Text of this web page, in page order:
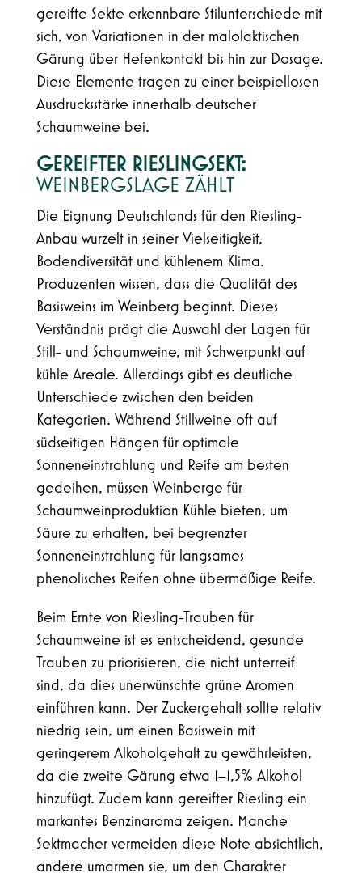
gereifte Sekte erkennbare Stilunterschiede mit
sich, von Variationen in der malolaktischen
Gärung über Hefenkontakt bis hin zur Dosage.
Diese Elemente tragen zu einer beispiellosen
Ausdrucksstärke innerhalb deutscher
Schaumweine bei.
GEREIFTER RIESLINGSEKT:
WEINBERGSLAGE ZÄHLT
Die Eignung Deutschlands für den Riesling-
Anbau wurzelt in seiner Vielseitigkeit,
Bodendiversität und kühlenem Klima.
Produzenten wissen, dass die Qualität des
Basisweins im Weinberg beginnt. Dieses
Verständnis prägt die Auswahl der Lagen für
Still- und Schaumweine, mit Schwerpunkt auf
kühle Areale. Allerdings gibt es deutliche
Unterschiede zwischen den beiden
Kategorien. Während Stillweine oft auf
südseitigen Hängen für optimale
Sonneneinstrahlung und Reife am besten
gedeihen, müssen Weinberge für
Schaumweinproduktion Kühle bieten, um
Säure zu erhalten, bei begrenzter
Sonneneinstrahlung für langsames
phenolisches Reifen ohne übermäßige Reife.
Beim Ernte von Riesling-Trauben für
Schaumweine ist es entscheidend, gesunde
Trauben zu priorisieren, die nicht unterreif
sind, da dies unerwünschte grüne Aromen
einführen kann. Der Zuckergehalt sollte relativ
niedrig sein, um einen Basiswein mit
geringerem Alkoholgehalt zu gewährleisten,
da die zweite Gärung etwa 1–1,5% Alkohol
hinzufügt. Zudem kann gereifter Riesling ein
markantes Benzinaroma zeigen. Manche
Sektmacher vermeiden diese Note absichtlich,
andere umarmen sie, um den Charakter